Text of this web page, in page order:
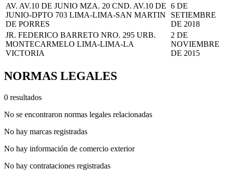
AV. AV.10 DE JUNIO MZA. 20 CND. AV.10 DE
JUNIO-DPTO 703 LIMA-LIMA-SAN MARTIN
DE PORRES
6 DE
SETIEMBRE
DE 2018
JR. FEDERICO BARRETO NRO. 295 URB.
MONTECARMELO LIMA-LIMA-LA
VICTORIA
2 DE
NOVIEMBRE
DE 2015
NORMAS LEGALES
0 resultados
No se encontraron normas legales relacionadas
No hay marcas registradas
No hay información de comercio exterior
No hay contrataciones registradas